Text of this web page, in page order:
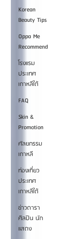
Korean
Beauty Tips
Oppa Me
Recommend
โรงแรม
ประเทศ
เกาหลีใต้
FAQ
Skin &
Promotion
ศัลยกรรม
เกาหลี
ท่องเที่ยว
ประเทศ
เกาหลีใต้
ข่าวดารา
ศิลปิน นัก
แสดง